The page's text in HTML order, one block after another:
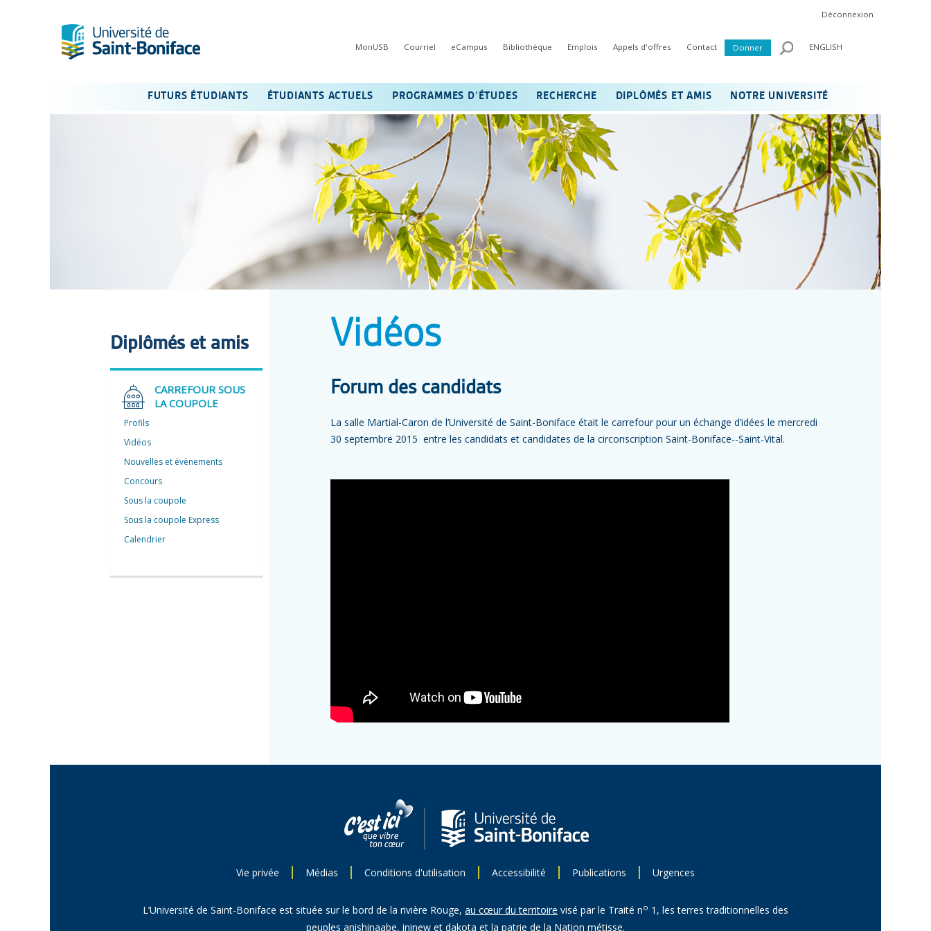
Déconnexion
MonUSB Courriel eCampus Bibliothèque Emplois Appels d'offres Contact Donner ENGLISH
FUTURS ÉTUDIANTS ÉTUDIANTS ACTUELS PROGRAMMES D’ÉTUDES RECHERCHE DIPLÔMÉS ET AMIS NOTRE UNIVERSITÉ
Vidéos
Forum des candidats
La salle Martial-Caron de l’Université de Saint-Boniface était le carrefour pour un échange d’idées le mercredi
30 septembre 2015 entre les candidats et candidates de la circonscription Saint-Boniface--Saint-Vital.
Diplômés et amis
CARREFOUR SOUS
LA COUPOLE
Profils
Vidéos
Nouvelles et évènements
Concours
Sous la coupole
Sous la coupole Express
Calendrier
Vie privée Médias Conditions d'utilisation Accessibilité Publications Urgences
L’Université de Saint-Boniface est située sur le bord de la rivière Rouge, au cœur du territoire visé par le Traité no 1, les terres traditionnelles des
peuples anishinaabe, ininew et dakota et la patrie de la Nation métisse.